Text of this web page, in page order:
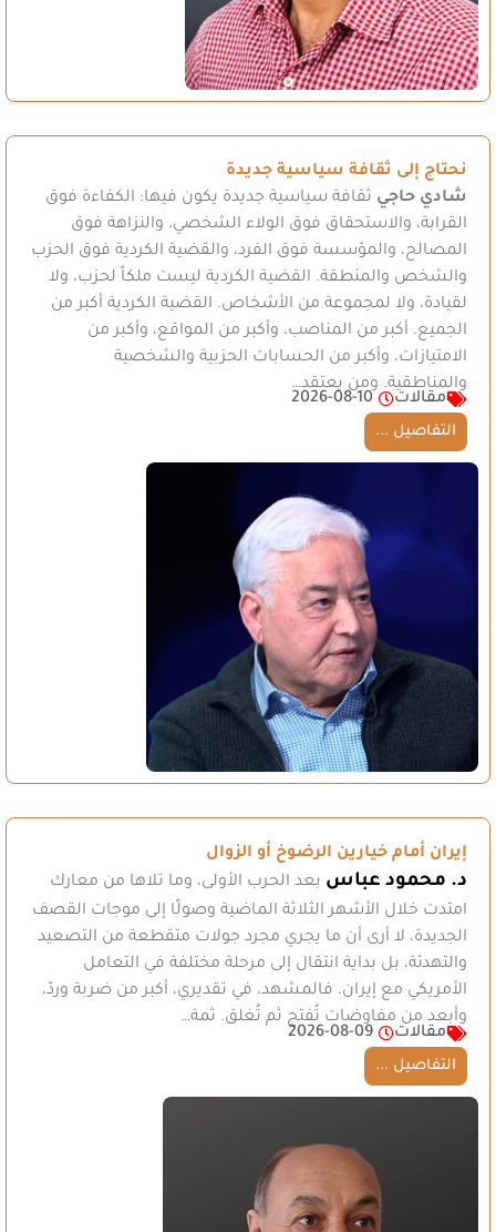
نحتاج إلى ثقافة سياسية جديدة
شادي حاجي ثقافة سياسية جديدة يكون فيها: الكفاءة فوق
القرابة، والاستحقاق فوق الولاء الشخصي، والنزاهة فوق
المصالح، والمؤسسة فوق الفرد، والقضية الكردية فوق الحزب
والشخص والمنطقة. القضية الكردية ليست ملكاً لحزب، ولا
لقيادة، ولا لمجموعة من الأشخاص. القضية الكردية أكبر من
الجميع. أكبر من المناصب، وأكبر من المواقع، وأكبر من
الامتيازات، وأكبر من الحسابات الحزبية والشخصية
والمناطقية. ومن يعتقد…
مقالات
2026-08-10
التفاصيل ...
إيران أمام خيارين الرضوخ أو الزوال
د. محمود عباس بعد الحرب الأولى، وما تلاها من معارك
امتدت خلال الأشهر الثلاثة الماضية وصولًا إلى موجات القصف
الجديدة، لا أرى أن ما يجري مجرد جولات متقطعة من التصعيد
والتهدئة، بل بداية انتقال إلى مرحلة مختلفة في التعامل
الأمريكي مع إيران. فالمشهد، في تقديري، أكبر من ضربة وردّ،
وأبعد من مفاوضات تُفتح ثم تُغلق. ثمة…
مقالات
2026-08-09
التفاصيل ...